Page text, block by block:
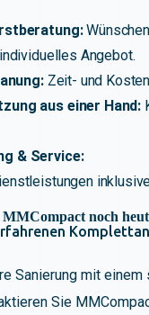
Angebot.
Zeit- und
aus einer Hand:
& Service:
noch
Sanierung mit einem
Sie